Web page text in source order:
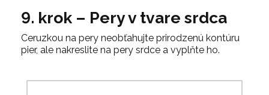
9. krok – Pery v tvare srdca
Ceruzkou na pery neobťahujte prirodzenú kontúru
pier, ale nakreslite na pery srdce a vyplňte ho.